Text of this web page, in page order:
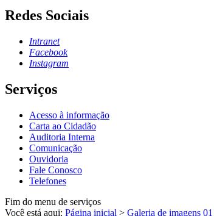
Redes Sociais
Intranet
Facebook
Instagram
Serviços
Acesso à informação
Carta ao Cidadão
Auditoria Interna
Comunicação
Ouvidoria
Fale Conosco
Telefones
Fim do menu de serviços
Você está aqui: Página inicial > Galeria de imagens 01